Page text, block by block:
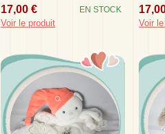
Brille Dans Le Noir
17,00 € EN STOCK
Voir le produit
Brille
Voir